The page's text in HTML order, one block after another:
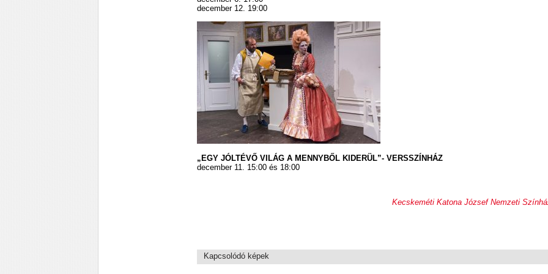
december 12. 19:00
„EGY JÓLTÉVŐ VILÁG A MENNYBŐL KIDERÜL”- VERSSZÍNHÁZ
december 11. 15:00 és 18:00
Kecskeméti Katona József Nemzeti
Kapcsolódó képek